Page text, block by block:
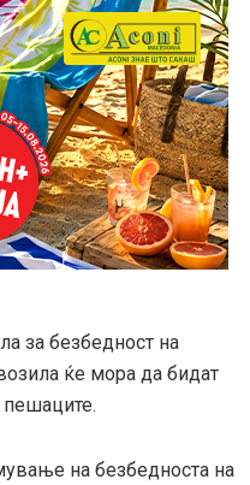
за безбедност на
ќе мора да бидат
пешаците.
на безбедноста на